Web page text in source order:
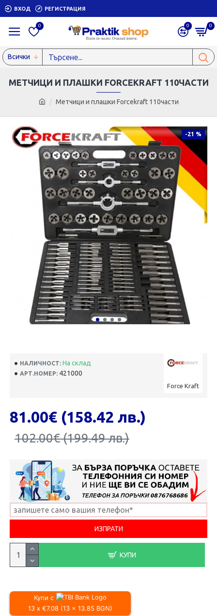
ВХОД РЕГИСТРАЦИЯ
0 0 0
Всички
Метчици и плашки Forcekraft 110части
МЕТЧИЦИ И ПЛАШКИ FORCEKRAFT 110ЧАСТИ
-21 %
НАЛИЧНОСТ: На склад
АРТ.НОМЕР: 421000
Force Kraft
102.00€ (199.49 лв.)
81.00€ (158.42 лв.)
КУПИ
Купи с
13 x €7.08 (13 x 13.85 BGN)